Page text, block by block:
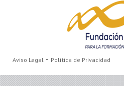
Aviso Legal - Política de Privacidad